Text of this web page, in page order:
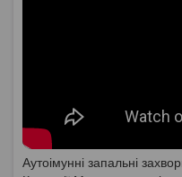
Аутоімунні запальні